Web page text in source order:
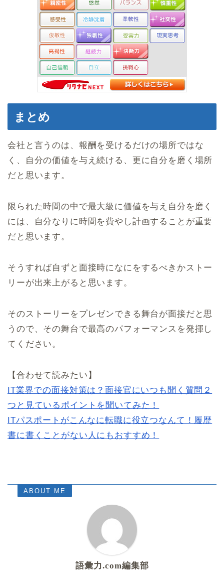
まとめ
会社と言うのは、報酬を受けるだけの場所ではな
く、自分の価値を与え続ける、更に自分を磨く場所
だと思います。
限られた時間の中で最大級に価値を与え自分を磨く
には、自分なりに時間を費やし計画することが重要
だと思います。
そうすれば自ずと面接時になにをするべきかストー
リーが出来上がると思います。
そのストーリーをプレゼンできる舞台が面接だと思
うので、その舞台で最高のパフォーマンスを発揮し
てください。
【合わせて読みたい】
IT業界での面接対策は？面接官にいつも聞く質問２
つと見ているポイントを聞いてみた！
ITパスポートがこんなに転職に役立つなんて！履歴
書に書くことがない人にもおすすめ！
ABOUT ME
語彙力.com編集部